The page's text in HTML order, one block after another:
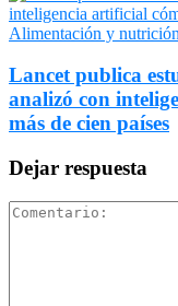
Alimentación y nutrición
Lancet publica
analizó con
más de cien países
Dejar respuesta